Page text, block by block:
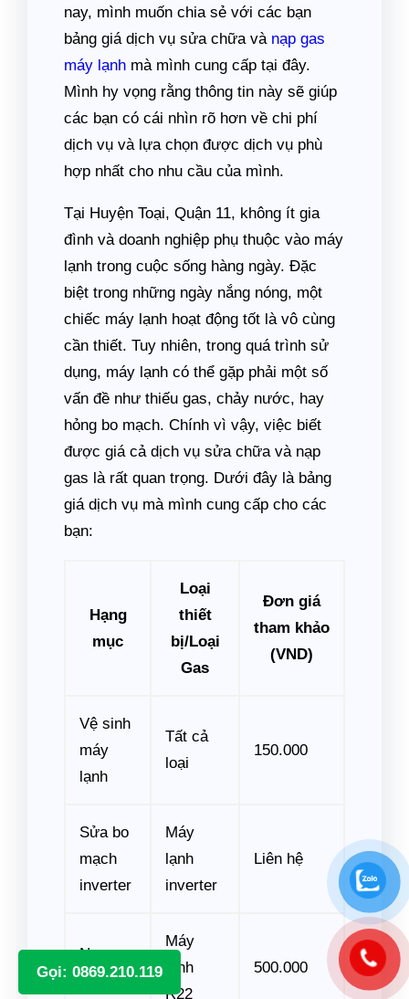
Gọi: 0869.210.119
nay, mình muốn chia sẻ với các bạn
bảng giá dịch vụ sửa chữa và nạp gas
máy lạnh mà mình cung cấp tại đây.
Mình hy vọng rằng thông tin này sẽ giúp
các bạn có cái nhìn rõ hơn về chi phí
dịch vụ và lựa chọn được dịch vụ phù
hợp nhất cho nhu cầu của mình.
Tại Huyện Toại, Quận 11, không ít gia
đình và doanh nghiệp phụ thuộc vào máy
lạnh trong cuộc sống hàng ngày. Đặc
biệt trong những ngày nắng nóng, một
chiếc máy lạnh hoạt động tốt là vô cùng
cần thiết. Tuy nhiên, trong quá trình sử
dụng, máy lạnh có thể gặp phải một số
vấn đề như thiếu gas, chảy nước, hay
hỏng bo mạch. Chính vì vậy, việc biết
được giá cả dịch vụ sửa chữa và nạp
gas là rất quan trọng. Dưới đây là bảng
giá dịch vụ mà mình cung cấp cho các
bạn:
Hạng
mục
Loại
thiết
bị/Loại
Gas
Đơn giá
tham khảo
(VND)
Vệ sinh
máy
lạnh
Tất cả
loại
150.000
Sửa bo
mạch
inverter
Máy
lạnh
inverter
Liên hệ
Nạp gas
R22
Máy
lạnh
R22
500.000